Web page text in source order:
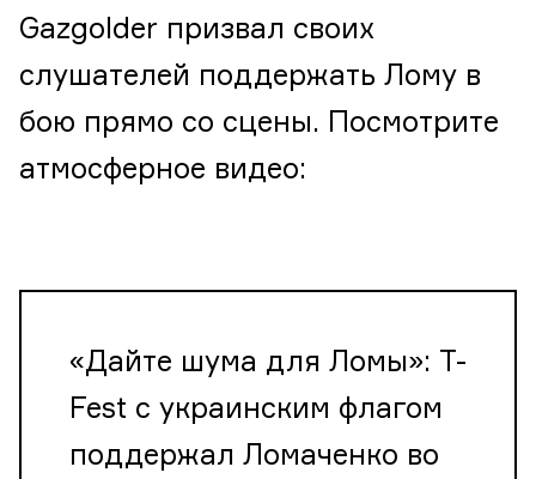
Gazgolder призвал своих
слушателей поддержать Лому в
бою прямо со сцены. Посмотрите
атмосферное видео:
«Дайте шума для Ломы»: T-
Fest с украинским флагом
поддержал Ломаченко во